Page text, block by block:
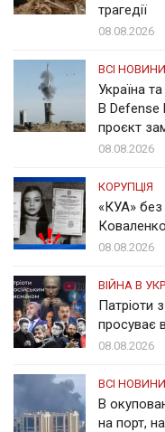
трагедії
08.08.2026
ВСІ НОВИНИ
Україна
В Defense
проєкт
08.08.2026
КОРУПЦІЯ
«КУА»
08.08.2026
ВІЙНА В
Патріоти
просуває
08.08.2026
ВСІ НОВИНИ
В
на порт,